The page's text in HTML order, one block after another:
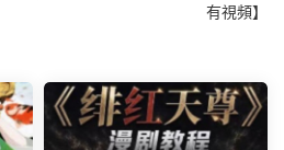
有視頻】